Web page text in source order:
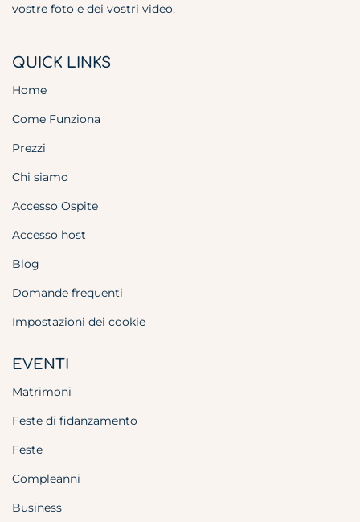
vostre foto e dei vostri video.
QUICK LINKS
Home
Come Funziona
Prezzi
Chi siamo
Accesso Ospite
Accesso host
Blog
Domande frequenti
Impostazioni dei cookie
EVENTI
Matrimoni
Feste di fidanzamento
Feste
Compleanni
Business